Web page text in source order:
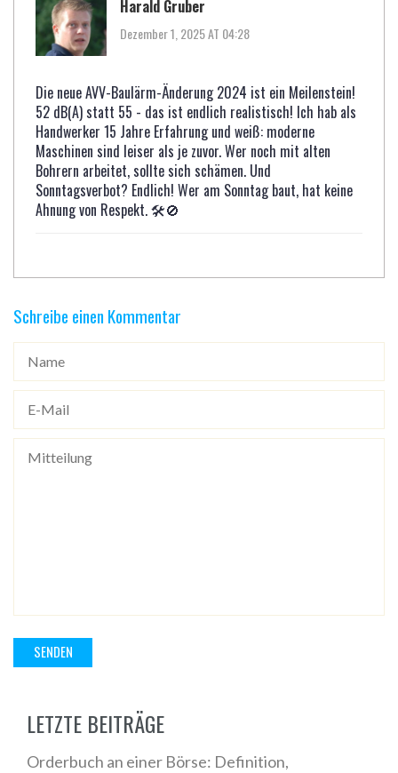
Harald Gruber
Dezember 1, 2025 AT 04:28
Die neue AVV-Baulärm-Änderung 2024 ist ein Meilenstein!
52 dB(A) statt 55 - das ist endlich realistisch! Ich hab als
Handwerker 15 Jahre Erfahrung und weiß: moderne
Maschinen sind leiser als je zuvor. Wer noch mit alten
Bohrern arbeitet, sollte sich schämen. Und
Sonntagsverbot? Endlich! Wer am Sonntag baut, hat keine
Ahnung von Respekt. 🛠️🚫
Schreibe einen Kommentar
LETZTE BEITRÄGE
Orderbuch an einer Börse: Definition,